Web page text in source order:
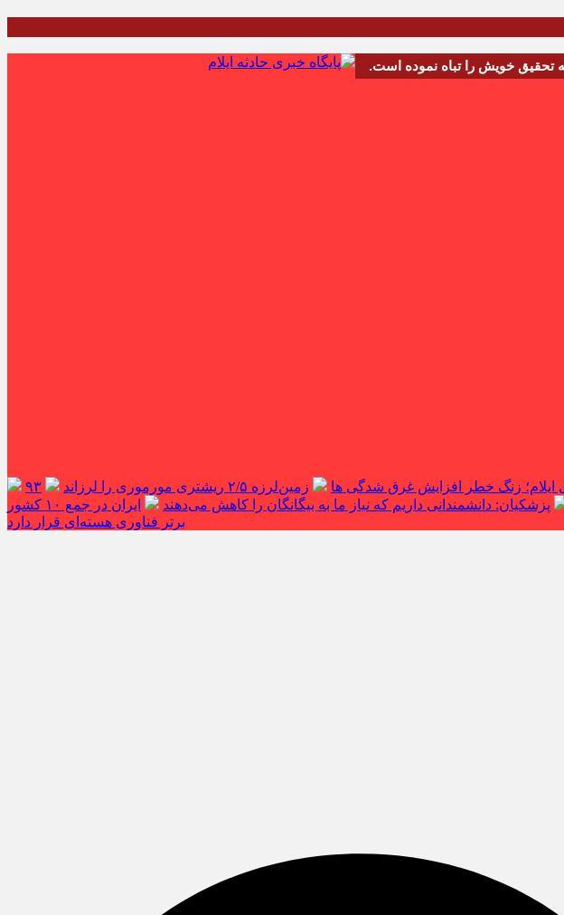
ایلام؛ زنگ خطر افزایش غرق شدگی ها زمین‌لرزه ۲/۵ ریشتری مورموری را لرزاند
۹۳
پزشکیان: دانشمندانی داریم که نیاز ما به بیگانگان را کاهش می‌دهند
ایران در جمع ۱۰ کشور
برتر فناوری هسته‌ای قرار دارد